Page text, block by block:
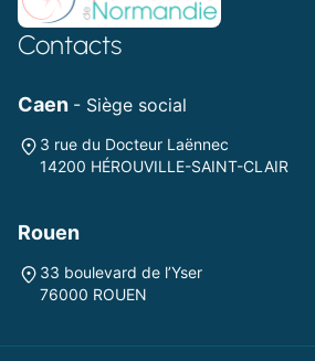
Contacts
Caen - Siège social
3 rue du Docteur Laënnec
14200 HÉROUVILLE-SAINT-CLAIR
Rouen
33 boulevard de l’Yser
76000 ROUEN